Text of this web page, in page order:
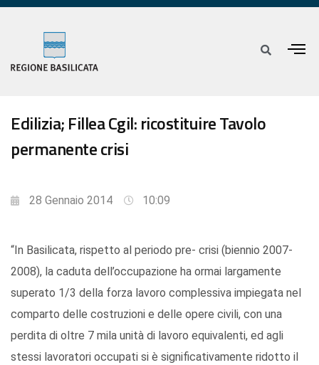
Edilizia; Fillea Cgil: ricostituire Tavolo
permanente crisi
28 Gennaio 2014 10:09
“In Basilicata, rispetto al periodo pre- crisi (biennio 2007-
2008), la caduta dell’occupazione ha ormai largamente
superato 1/3 della forza lavoro complessiva impiegata nel
comparto delle costruzioni e delle opere civili, con una
perdita di oltre 7 mila unità di lavoro equivalenti, ed agli
stessi lavoratori occupati si è significativamente ridotto il